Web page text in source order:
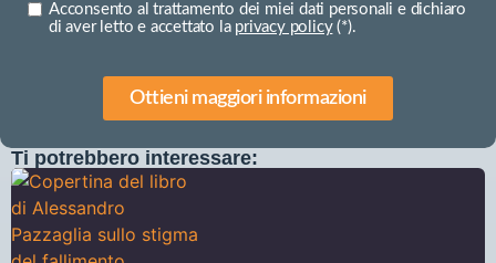
Acconsento al trattamento dei miei dati personali e dichiaro
di aver letto e accettato la privacy policy(*).
Ottieni maggiori informazioni
Ti potrebbero interessare: